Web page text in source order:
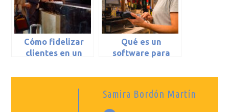
Cómo fidelizar
clientes en un
Qué es un
software para
Samira Bordón Martín